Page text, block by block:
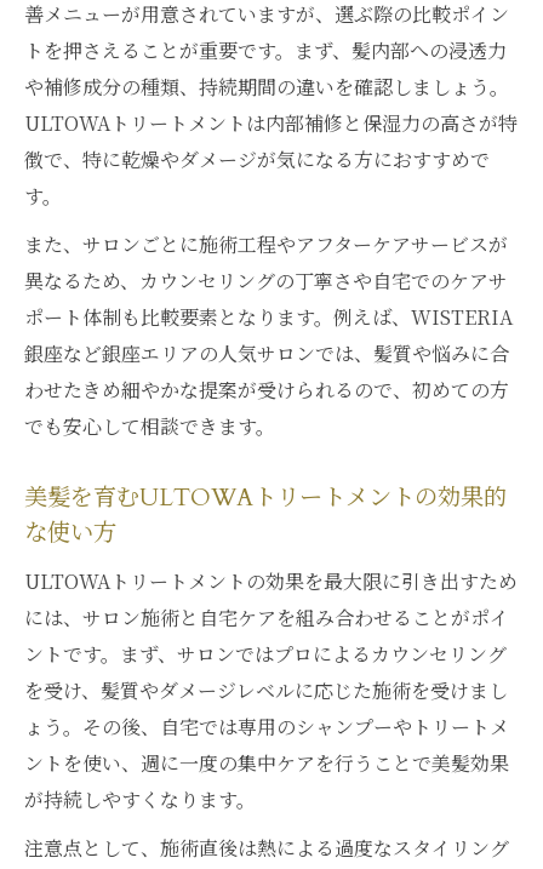
善メニューが用意されていますが、選ぶ際の比較ポイン
トを押さえることが重要です。まず、髪内部への浸透力
や補修成分の種類、持続期間の違いを確認しましょう。
ULTOWAトリートメントは内部補修と保湿力の高さが特
徴で、特に乾燥やダメージが気になる方におすすめで
す。
また、サロンごとに施術工程やアフターケアサービスが
異なるため、カウンセリングの丁寧さや自宅でのケアサ
ポート体制も比較要素となります。例えば、WISTERIA
銀座など銀座エリアの人気サロンでは、髪質や悩みに合
わせたきめ細やかな提案が受けられるので、初めての方
でも安心して相談できます。
美髪を育むULTOWAトリートメントの効果的
な使い方
ULTOWAトリートメントの効果を最大限に引き出すため
には、サロン施術と自宅ケアを組み合わせることがポイ
ントです。まず、サロンではプロによるカウンセリング
を受け、髪質やダメージレベルに応じた施術を受けまし
ょう。その後、自宅では専用のシャンプーやトリートメ
ントを使い、週に一度の集中ケアを行うことで美髪効果
が持続しやすくなります。
注意点として、施術直後は熱による過度なスタイリング